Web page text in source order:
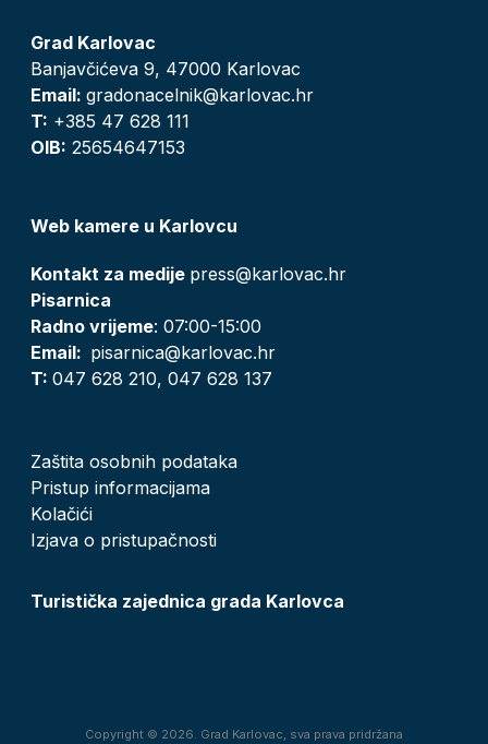
Grad Karlovac
Banjavčićeva 9, 47000 Karlovac
Email: gradonacelnik@karlovac.hr
T: +385 47 628 111
OIB: 25654647153
Web kamere u Karlovcu
Kontakt za medije press@karlovac.hr
Pisarnica
Radno vrijeme: 07:00-15:00
Email: pisarnica@karlovac.hr
T: 047 628 210, 047 628 137
Zaštita osobnih podataka
Pristup informacijama
Kolačići
Izjava o pristupačnosti
Turistička zajednica grada Karlovca
Copyright © 2026. Grad Karlovac, sva prava pridržana